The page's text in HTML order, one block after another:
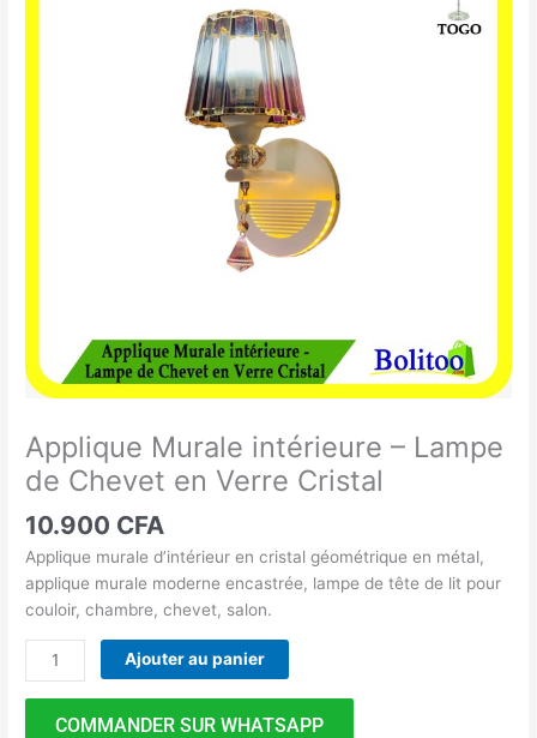
Applique Murale intérieure – Lampe
de Chevet en Verre Cristal
10.900 CFA
Applique murale d’intérieur en cristal géométrique en métal,
applique murale moderne encastrée, lampe de tête de lit pour
couloir, chambre, chevet, salon.
Ajouter au panier
COMMANDER SUR WHATSAPP